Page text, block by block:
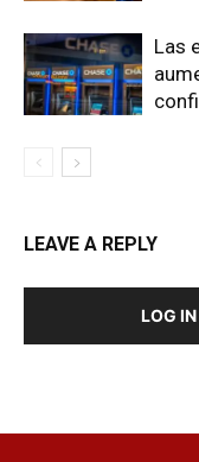
Las
LEAVE A REPLY
LOG